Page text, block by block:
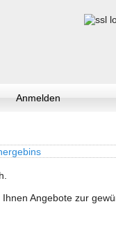
Anmelden
Angebote zur